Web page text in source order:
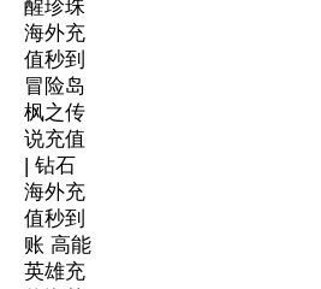
醒珍珠
海外充
值秒到
冒险岛
枫之传
说充值
| 钻石
海外充
值秒到
账 高能
英雄充